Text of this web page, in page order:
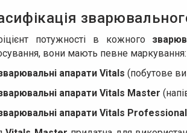
потужності в кожного
вони мають певне маркування:
апарати Vitals (побутове
апарати Vitals Master
апарати Vitals Professional